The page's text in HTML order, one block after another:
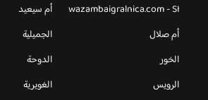
wazambaigralnica.com - SI
أم سيعيد
أم صلال
الجميلية
الخور
الدوحة
الرويس
الغويرية